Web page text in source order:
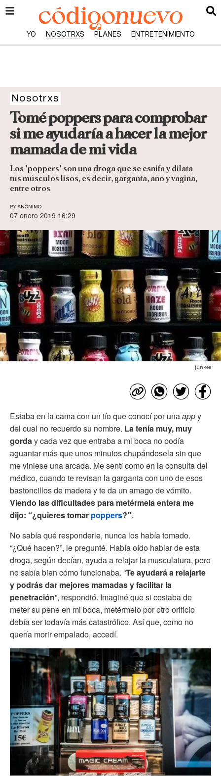
YO NOSOTRXS PLANES ENTRETENIMIENTO
Nosotrxs
Tomé poppers para comprobar
si me ayudaría a hacer la mejor
mamada de mi vida
Los 'poppers' son una droga que se esnifa y dilata
tus músculos lisos, es decir, garganta, ano y vagina,
entre otros
BY ANÓNIMO
07 enero 2019 16:29
junkee
Estaba en la cama con un tío que conocí por unaappy
del cual no recuerdo su nombre. La tenía muy, muy
gorday cada vez que entraba a mi boca no podía
aguantar más que unos minutos chupándosela sin que
me viniese una arcada. Me sentí como en la consulta del
médico, cuando te revisan la garganta con uno de esos
bastoncillos de madera y te da un amago de vómito.
Viendo las dificultades para metérmela entera me
dijo: “¿quieres tomar poppers?”.
No sabía qué responderle, nunca los había tomado.
“¿Qué hacen?”, le pregunté. Había oído hablar de esta
droga, según decían, ayuda a relajar la musculatura, pero
no sabía bien cómo funcionaba. “Te ayudará a relajarte
y podrás dar mejores mamadas y facilitar la
penetración”, respondió. Imaginé que si costaba de
meter su pene en mi boca, metérmelo por otro orificio
debía ser todavía más catastrófico. Así que, como no
quería morir empalado, accedí.